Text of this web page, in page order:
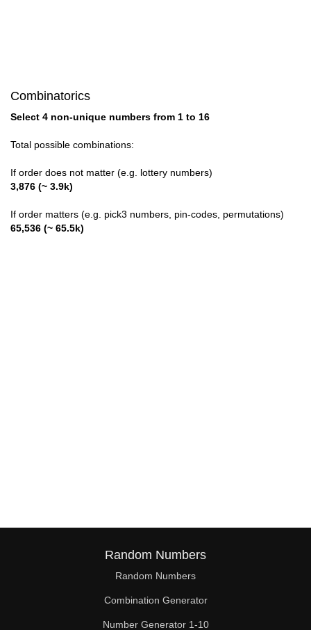
Combinatorics
Select 4 non-unique numbers from 1 to 16
Total possible combinations:
If order does not matter (e.g. lottery numbers)
3,876 (~ 3.9k)
If order matters (e.g. pick3 numbers, pin-codes, permutations)
65,536 (~ 65.5k)
Random Numbers
Random Numbers
Combination Generator
Number Generator 1-10